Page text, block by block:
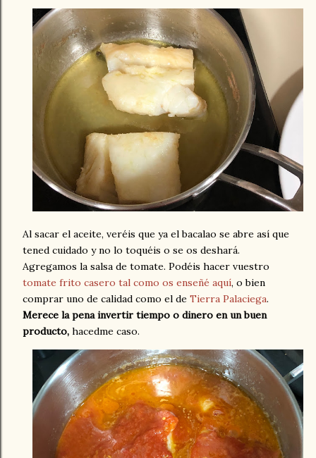
Al sacar el aceite, veréis que ya el bacalao se abre así que
tened cuidado y no lo toquéis o se os deshará.
Agregamos la salsa de tomate. Podéis hacer vuestro
tomate frito casero tal como os enseñé aquí, o bien
comprar uno de calidad como el de Tierra Palaciega.
Merece la pena invertir tiempo o dinero en un buen
producto, hacedme caso.